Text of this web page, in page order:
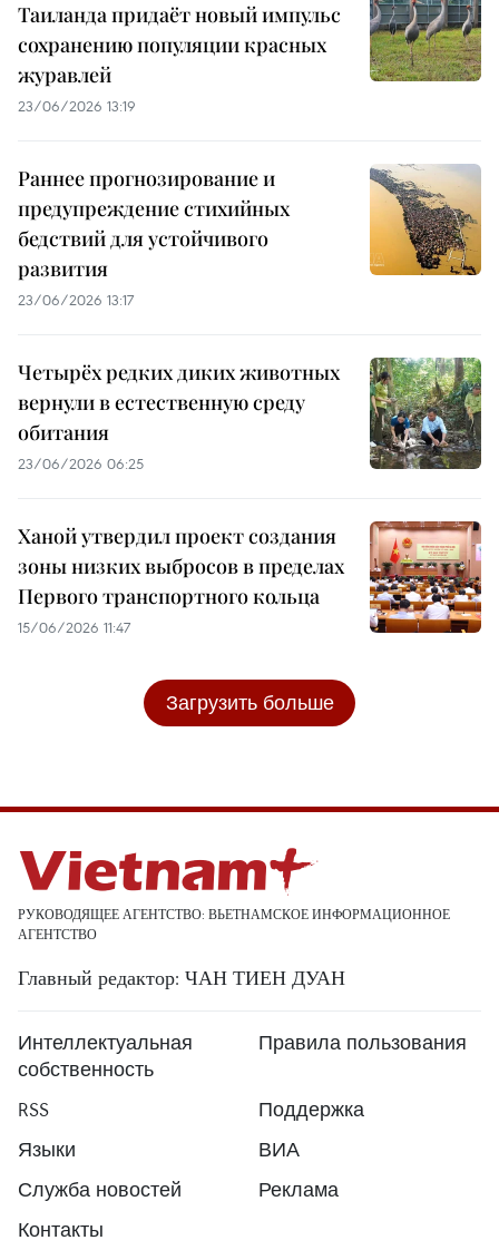
Таиланда придаёт новый импульс
сохранению популяции красных
журавлей
23/06/2026 13:19
Раннее прогнозирование и
предупреждение стихийных
бедствий для устойчивого
развития
23/06/2026 13:17
Четырёх редких диких животных
вернули в естественную среду
обитания
23/06/2026 06:25
Ханой утвердил проект создания
зоны низких выбросов в пределах
Первого транспортного кольца
15/06/2026 11:47
Загрузить больше
РУКОВОДЯЩЕЕ АГЕНТСТВО: ВЬЕТНАМСКОЕ ИНФОРМАЦИОННОЕ
АГЕНТСТВО
Главный редактор: ЧАН ТИЕН ДУАН
Интеллектуальная
собственность
Правила пользования
RSS
Поддержка
Языки
ВИА
Служба новостей
Реклама
Контакты